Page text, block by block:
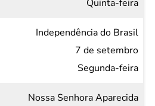
Quinta-feira
Independência do Brasil
7 de setembro
Segunda-feira
Nossa Senhora Aparecida